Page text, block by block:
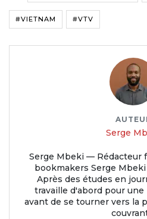
#VIETNAM #VTV
Serge
Serge Mbeki — Rédacteur
bookmakers Serge Mbeki
Après des études en
travaille d'abord pour
avant de se tourner vers la